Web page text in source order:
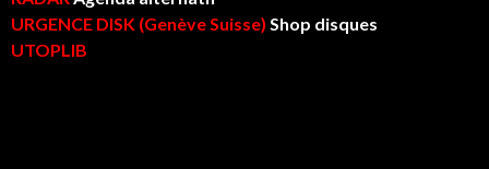
URGENCE DISK (Genève Suisse) Shop disques
UTOPLIB